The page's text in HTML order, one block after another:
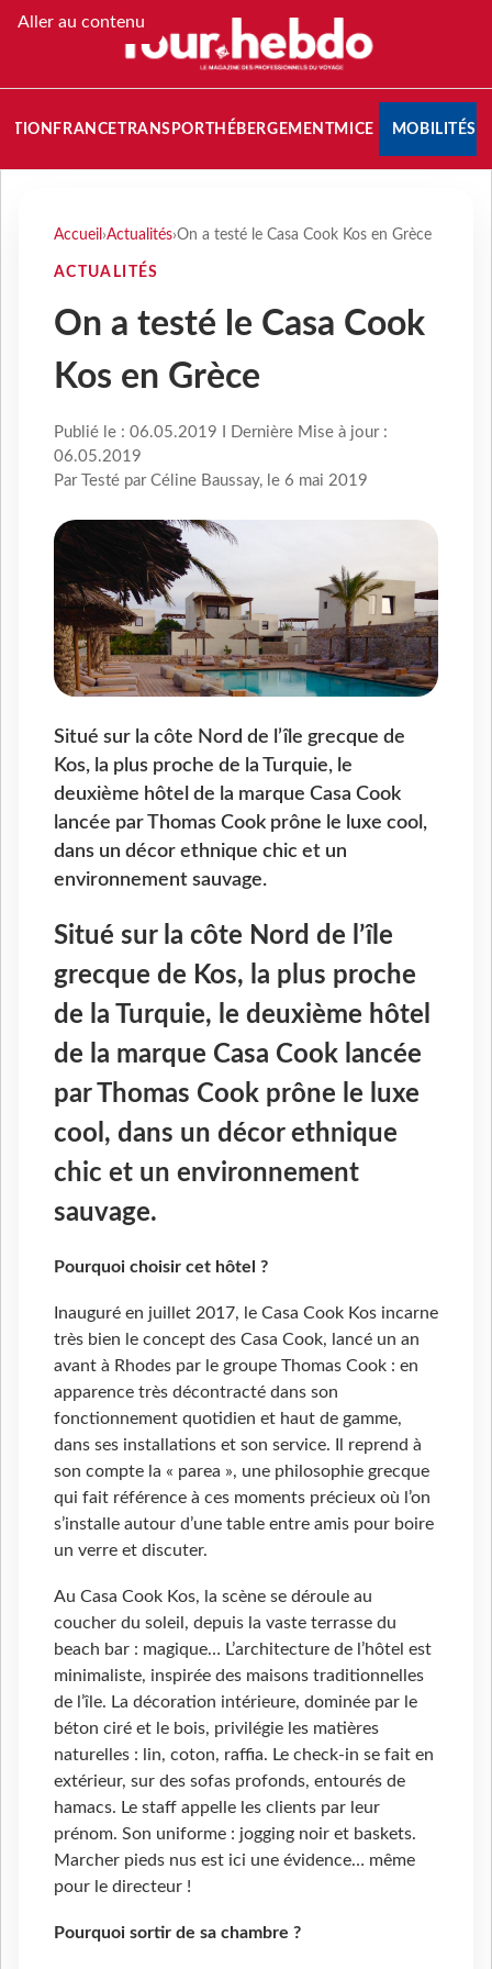
Aller au contenu
FRANCETRANSPORT HÉBERGEMENTMICE MOBILITÉS
Accueil ›Actualités›On a testé le Casa Cook Kos en Grèce
ACTUALITÉS
On a testé le Casa Cook
Kos en Grèce
Publié le : 06.05.2019 I Dernière Mise à jour :
06.05.2019
Par Testé par Céline Baussay, le 6 mai 2019
Situé sur la côte Nord de l’île grecque de
Kos, la plus proche de la Turquie, le
deuxième hôtel de la marque Casa Cook
lancée par Thomas Cook prône le luxe cool,
dans un décor ethnique chic et un
environnement sauvage.
Situé sur la côte Nord de l’île
grecque de Kos, la plus proche
de la Turquie, le deuxième hôtel
de la marque Casa Cook lancée
par Thomas Cook prône le luxe
cool, dans un décor ethnique
chic et un environnement
sauvage.
Pourquoi choisir cet hôtel ?
Inauguré en juillet 2017, le Casa Cook Kos incarne
très bien le concept des Casa Cook, lancé un an
avant à Rhodes par le groupe Thomas Cook : en
apparence très décontracté dans son
fonctionnement quotidien et haut de gamme,
dans ses installations et son service. Il reprend à
son compte la « parea », une philosophie grecque
qui fait référence à ces moments précieux où l’on
s’installe autour d’une table entre amis pour boire
un verre et discuter.
Au Casa Cook Kos, la scène se déroule au
coucher du soleil, depuis la vaste terrasse du
beach bar : magique… L’architecture de l’hôtel est
minimaliste, inspirée des maisons traditionnelles
de l’île. La décoration intérieure, dominée par le
béton ciré et le bois, privilégie les matières
naturelles : lin, coton, raffia. Le check-in se fait en
extérieur, sur des sofas profonds, entourés de
hamacs. Le staff appelle les clients par leur
prénom. Son uniforme : jogging noir et baskets.
Marcher pieds nus est ici une évidence… même
pour le directeur !
Pourquoi sortir de sa chambre ?